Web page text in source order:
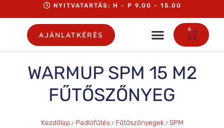
NYITVATARTÁS: H - P 9.00 - 15.00
AJÁNLATKÉRÉS
0
WARMUP SPM 15 M2
FŰTŐSZŐNYEG
Kezdőlap/ Padlófűtés/ Fűtőszőnyegek/ SPM